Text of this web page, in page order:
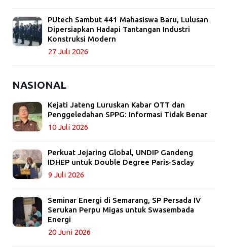
PUtech Sambut 441 Mahasiswa Baru, Lulusan
Dipersiapkan Hadapi Tantangan Industri
Konstruksi Modern
27 Juli 2026
NASIONAL
Kejati Jateng Luruskan Kabar OTT dan
Penggeledahan SPPG: Informasi Tidak Benar
10 Juli 2026
Perkuat Jejaring Global, UNDIP Gandeng
IDHEP untuk Double Degree Paris-Saclay
9 Juli 2026
Seminar Energi di Semarang, SP Persada IV
Serukan Perpu Migas untuk Swasembada
Energi
20 Juni 2026